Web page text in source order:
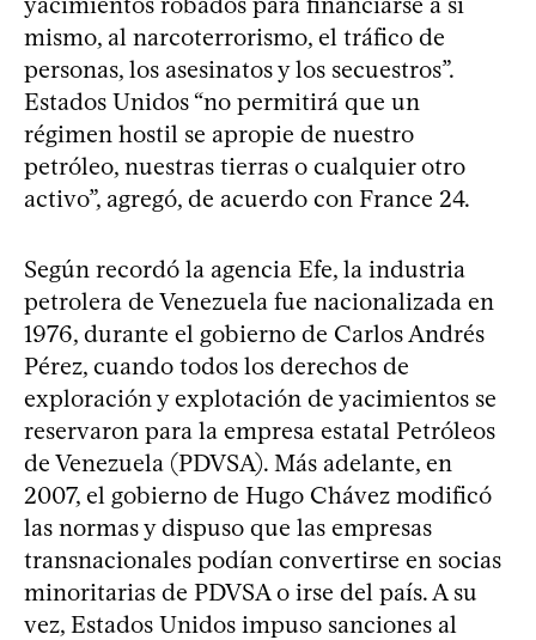
mismo, al narcoterrorismo, el tráfico de
personas, los asesinatos y los secuestros”.
Estados Unidos “no permitirá que un
régimen hostil se apropie de nuestro
petróleo, nuestras tierras o cualquier otro
activo”, agregó, de acuerdo con France 24.
Según recordó la agencia Efe, la industria
petrolera de Venezuela fue nacionalizada en
1976, durante el gobierno de Carlos Andrés
Pérez, cuando todos los derechos de
exploración y explotación de yacimientos se
reservaron para la empresa estatal Petróleos
de Venezuela (PDVSA). Más adelante, en
2007, el gobierno de Hugo Chávez modificó
las normas y dispuso que las empresas
transnacionales podían convertirse en socias
minoritarias de PDVSA o irse del país. A su
vez, Estados Unidos impuso sanciones al